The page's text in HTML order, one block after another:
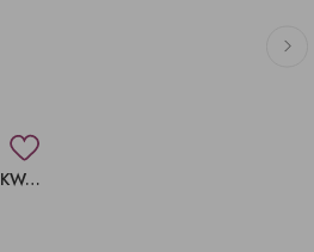
KONSOLKA WĄSKA BLAT KWARCYT GRAFITOWY